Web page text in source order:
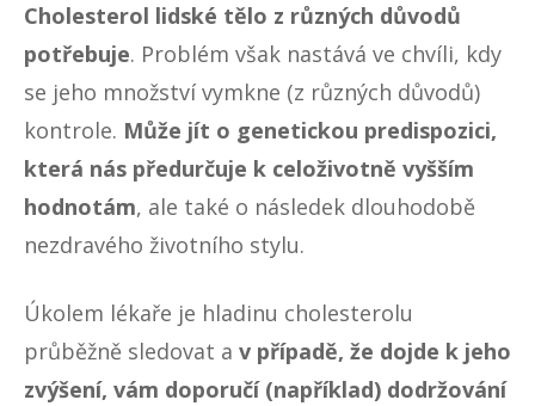
Cholesterol lidské tělo z různých důvodů
potřebuje. Problém však nastává ve chvíli, kdy
se jeho množství vymkne (z různých důvodů)
kontrole. Může jít o genetickou predispozici,
která nás předurčuje k celoživotně vyšším
hodnotám, ale také o následek dlouhodobě
nezdravého životního stylu.
Úkolem lékaře je hladinu cholesterolu
průběžně sledovat a v případě, že dojde k jeho
zvýšení, vám doporučí (například) dodržování